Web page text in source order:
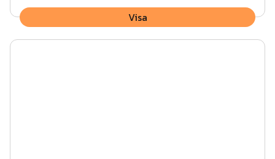
Visa